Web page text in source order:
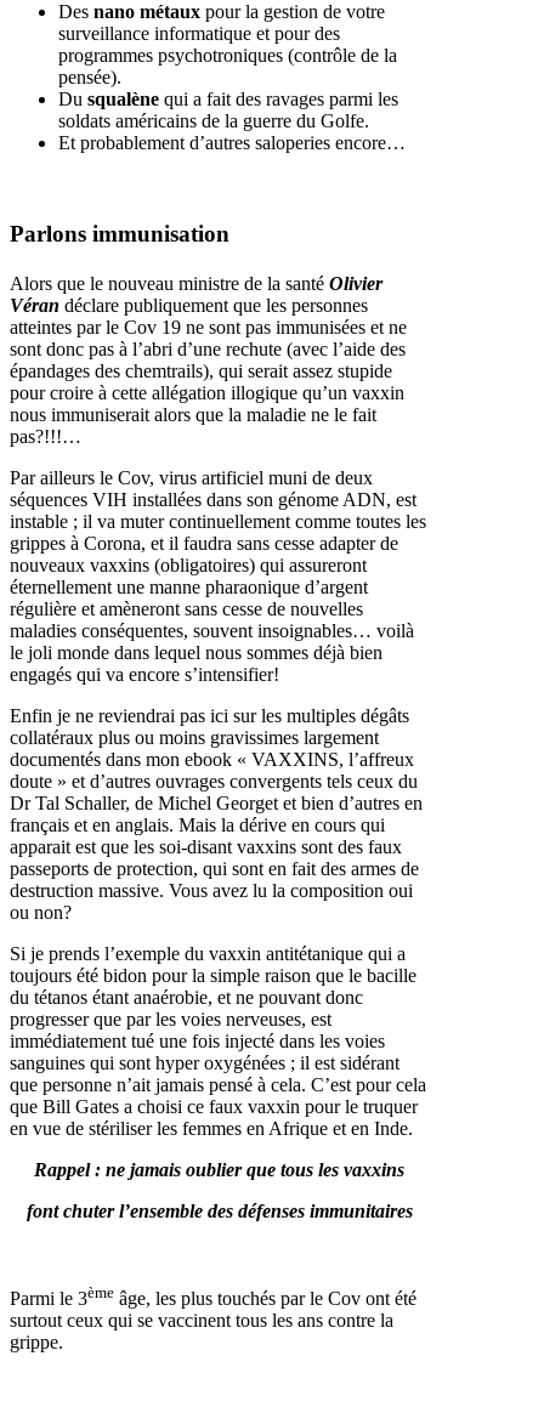
Des nano métaux pour la gestion de votre
surveillance informatique et pour des
programmes psychotroniques (contrôle de la
pensée).
Du squalène qui a fait des ravages parmi les
soldats américains de la guerre du Golfe.
Et probablement d’autres saloperies encore…
Parlons immunisation
Alors que le nouveau ministre de la santé Olivier
Véran déclare publiquement que les personnes
atteintes par le Cov 19 ne sont pas immunisées et ne
sont donc pas à l’abri d’une rechute (avec l’aide des
épandages des chemtrails), qui serait assez stupide
pour croire à cette allégation illogique qu’un vaxxin
nous immuniserait alors que la maladie ne le fait
pas?!!!…
Par ailleurs le Cov, virus artificiel muni de deux
séquences VIH installées dans son génome ADN, est
instable ; il va muter continuellement comme toutes les
grippes à Corona, et il faudra sans cesse adapter de
nouveaux vaxxins (obligatoires) qui assureront
éternellement une manne pharaonique d’argent
régulière et amèneront sans cesse de nouvelles
maladies conséquentes, souvent insoignables… voilà
le joli monde dans lequel nous sommes déjà bien
engagés qui va encore s’intensifier!
Enfin je ne reviendrai pas ici sur les multiples dégâts
collatéraux plus ou moins gravissimes largement
documentés dans mon ebook « VAXXINS, l’affreux
doute » et d’autres ouvrages convergents tels ceux du
Dr Tal Schaller, de Michel Georget et bien d’autres en
français et en anglais. Mais la dérive en cours qui
apparait est que les soi-disant vaxxins sont des faux
passeports de protection, qui sont en fait des armes de
destruction massive. Vous avez lu la composition oui
ou non?
Si je prends l’exemple du vaxxin antitétanique qui a
toujours été bidon pour la simple raison que le bacille
du tétanos étant anaérobie, et ne pouvant donc
progresser que par les voies nerveuses, est
immédiatement tué une fois injecté dans les voies
sanguines qui sont hyper oxygénées ; il est sidérant
que personne n’ait jamais pensé à cela. C’est pour cela
que Bill Gates a choisi ce faux vaxxin pour le truquer
en vue de stériliser les femmes en Afrique et en Inde.
Rappel : ne jamais oublier que tous les vaxxins
font chuter l’ensemble des défenses immunitaires
Parmi le 3ème âge, les plus touchés par le Cov ont été
surtout ceux qui se vaccinent tous les ans contre la
grippe.